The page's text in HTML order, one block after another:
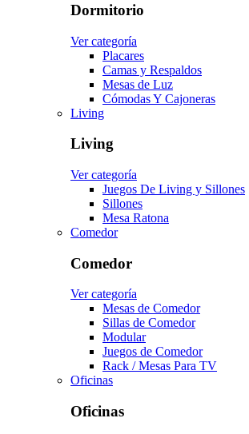
Dormitorio
Ver categoría
Placares
Camas y Respaldos
Mesas de Luz
Cómodas Y Cajoneras
Living
Living
Ver categoría
Juegos De Living y Sillones
Sillones
Mesa Ratona
Comedor
Comedor
Ver categoría
Mesas de Comedor
Sillas de Comedor
Modular
Juegos de Comedor
Rack / Mesas Para TV
Oficinas
Oficinas